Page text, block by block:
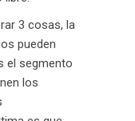
3 cosas, la
pueden
el segmento
los